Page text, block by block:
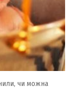
чи можна